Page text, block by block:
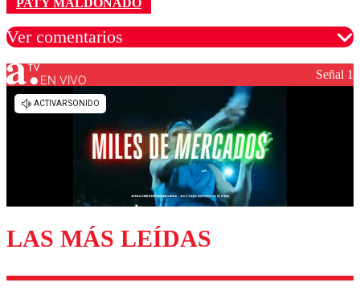
PATY MALDONADO
Ver comentarios
Los comentarios son moderados para garantizar un
diálogo respetuoso.
Enviar comentario
EN VIVO Señal 1
LAS MÁS LEÍDAS